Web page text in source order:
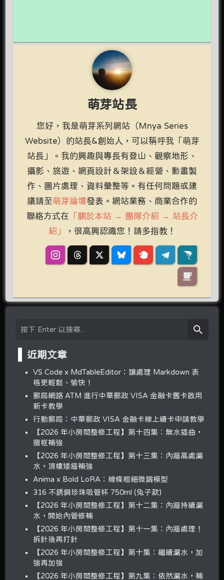
萌芽站長
您好，我是萌芽系列網站（Mnya Series
Website）的站長&創始人，可以稱呼我「萌芽
站長」。我的興趣與專長有登山、觀察地形、
攝影、旅遊、網頁設計＆架設＆經營、動畫製
作、圖片處理、資料彙整等。有任何問題或建
議請至萌芽論壇發表。網站業務、商業合作的
聯絡方式在 「關於本站 → 團隊介紹 → 站長介
紹」
，很高興認識您！請多指教！
近期文章
VS Code x MdTableEditor：讓處理 Markdown 表
格更輕鬆、愉快！
郵局網路 ATM 進行中華郵政 VISA 金融卡舊卡啟用
新卡教學
行動郵局：中華郵政 VISA 金融卡線上續卡申請教學
【2026 年小房間整修工程】第十四集：無水插曲，
窗框補強
【2026 年小房間整修工程】第十三集：內牆高處漏
水，頂樓矮牆補強
Anima x Bold LoRA：線條粗細微調模型
316 不銹鋼珍珠吸管杯 750ml (兔子款)
【2026 年小房間整修工程】第十二集：內牆持續漏
水，開始內管修補
【2026 年小房間整修工程】第十一集：內牆處理！
拆針後再打針
【2026 年小房間整修工程】第十集：繼續漏水，加
強再加強
【2026 年小房間整修工程】第九集：依然漏水，補